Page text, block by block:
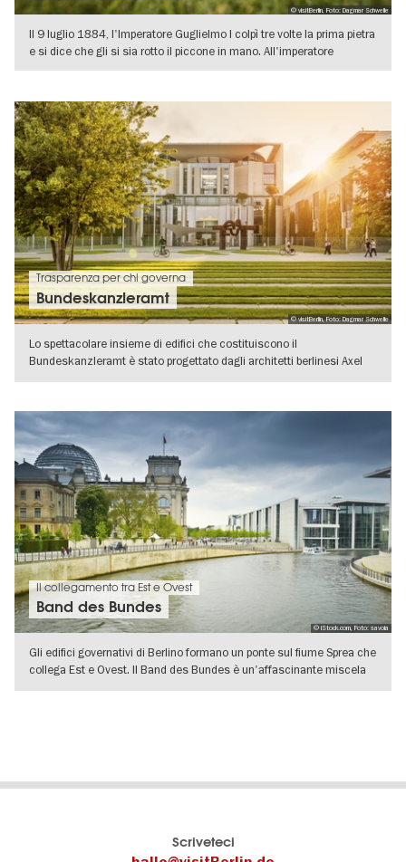
© visitBerlin, Foto: Dagmar Schwelle
Il 9 luglio 1884, l'Imperatore Guglielmo I colpì tre volte la prima pietra
e si dice che gli si sia rotto il piccone in mano. All'imperatore
© visitBerlin, Foto: Dagmar Schwelle
Trasparenza per chi governa
Bundeskanzleramt
Lo spettacolare insieme di edifici che costituiscono il
Bundeskanzleramt è stato progettato dagli architetti berlinesi Axel
© iStock.com, Foto: savoia
Il collegamento tra Est e Ovest
Band des Bundes
Gli edifici governativi di Berlino formano un ponte sul fiume Sprea che
collega Est e Ovest. Il Band des Bundes è un'affascinante miscela
Scriveteci